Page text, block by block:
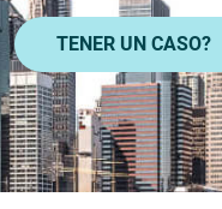
TENER UN CASO?